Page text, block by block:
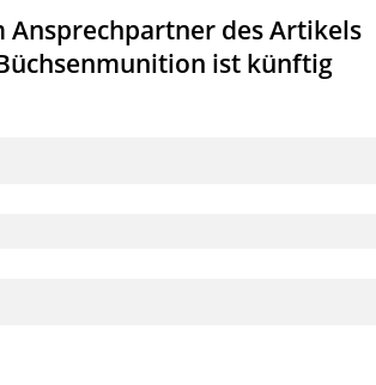
Ansprechpartner des Artikels
ist künftig